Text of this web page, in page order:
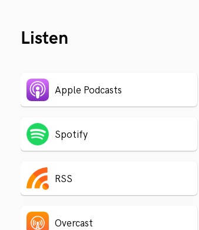
Listen
Apple Podcasts
Spotify
RSS
Overcast